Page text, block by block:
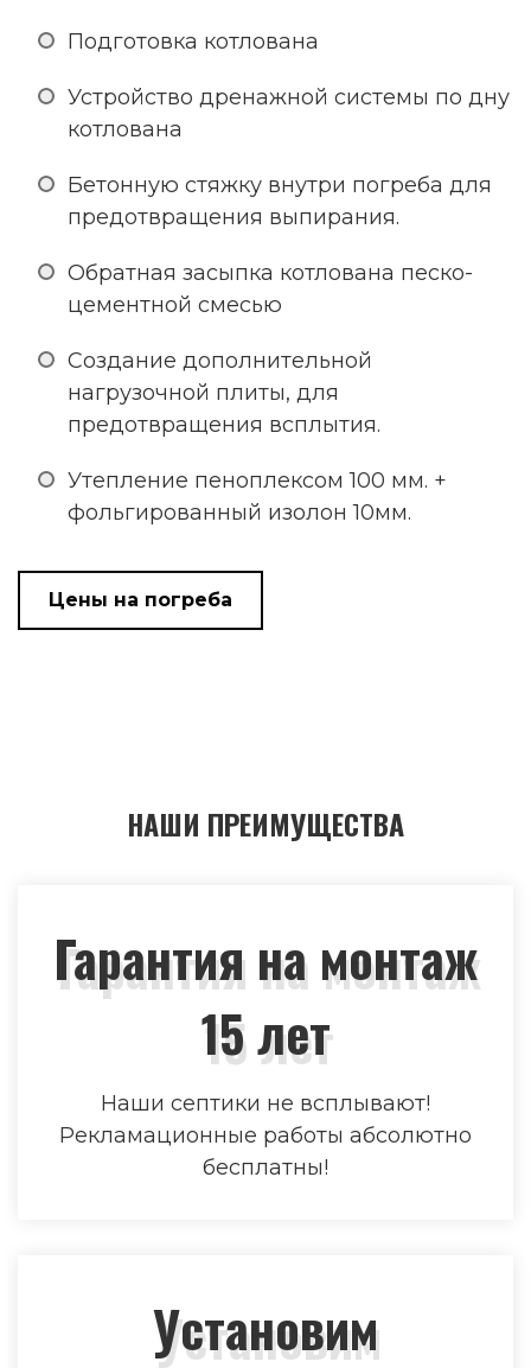
Подготовка котлована
Устройство дренажной системы по дну
котлована
Бетонную стяжку внутри погреба для
предотвращения выпирания.
Обратная засыпка котлована песко-
цементной смесью
Создание дополнительной
нагрузочной плиты, для
предотвращения всплытия.
Утепление пеноплексом 100 мм. +
фольгированный изолон 10мм.
Цены на погреба
НАШИ ПРЕИМУЩЕСТВА
Гарантия на монтаж
15 лет
Наши септики не всплывают!
Рекламационные работы абсолютно
бесплатны!
Установим